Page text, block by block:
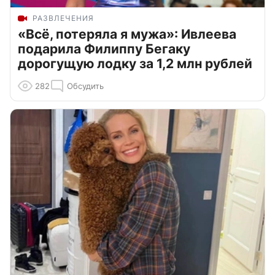
РАЗВЛЕЧЕНИЯ
«Всё, потеряла я мужа»: Ивлеева
подарила Филиппу Бегаку
дорогущую лодку за 1,2 млн рублей
282 Обсудить